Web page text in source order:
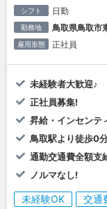
シフト 日勤
勤務地 鳥取県鳥取
雇用形態 正社員
未経験者大歓迎♪
正社員募集!
昇給・インセンテ
鳥取駅より徒歩0
通勤交通費全額支
ノルマなし!
未経験OK
交通